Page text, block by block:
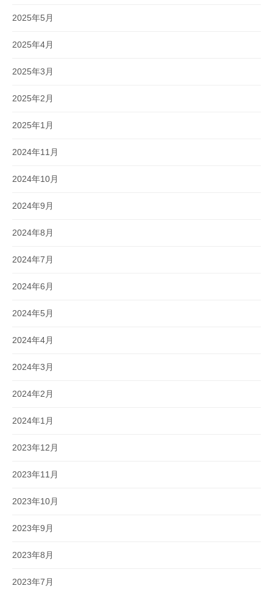
2025年5月
2025年4月
2025年3月
2025年2月
2025年1月
2024年11月
2024年10月
2024年9月
2024年8月
2024年7月
2024年6月
2024年5月
2024年4月
2024年3月
2024年2月
2024年1月
2023年12月
2023年11月
2023年10月
2023年9月
2023年8月
2023年7月